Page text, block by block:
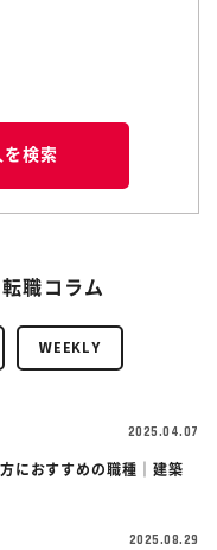
を検索
職コラム
WEEKLY
2025.04.07
におすすめの職種｜建築
2025.08.29